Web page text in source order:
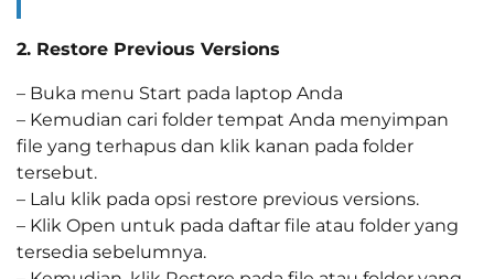
2. Restore Previous Versions
– Buka menu Start pada laptop Anda
– Kemudian cari folder tempat Anda menyimpan
file yang terhapus dan klik kanan pada folder
tersebut.
– Lalu klik pada opsi restore previous versions.
– Klik Open untuk pada daftar file atau folder yang
tersedia sebelumnya.